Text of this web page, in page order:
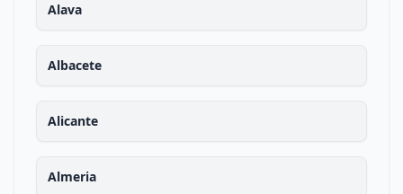
Alava
Albacete
Alicante
Almeria